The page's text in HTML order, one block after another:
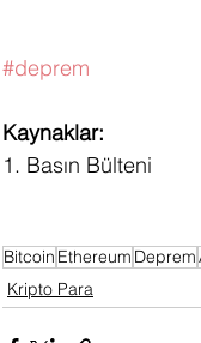
#deprem
Kaynaklar:
1. Basın Bülteni
Bitcoin Ethereum Deprem
Kripto Para